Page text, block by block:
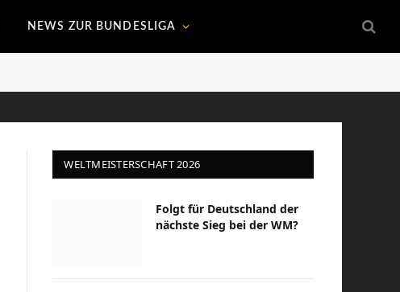
NEWS ZUR BUNDESLIGA
WELTMEISTERSCHAFT 2026
Folgt für Deutschland der
nächste Sieg bei der WM?